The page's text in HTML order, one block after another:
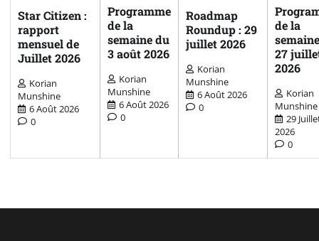
Star Citizen :
rapport
mensuel de
Juillet 2026
Korian
Munshine
6 Août 2026
0
Programme
de la
semaine du
3 août 2026
Korian
Munshine
6 Août 2026
0
Roadmap
Roundup : 29
juillet 2026
Korian
Munshine
6 Août 2026
0
de la
27
2026
Korian
Munshine
29
2026
0